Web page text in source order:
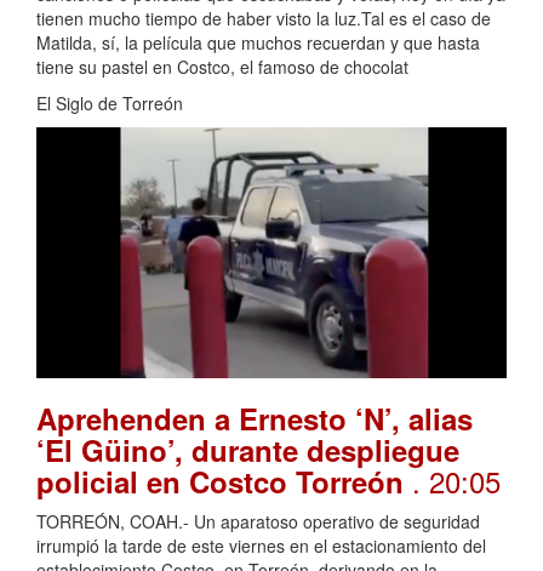
tienen mucho tiempo de haber visto la luz.Tal es el caso de
Matilda, sí, la película que muchos recuerdan y que hasta
tiene su pastel en Costco, el famoso de chocolat
El Siglo de Torreón
Aprehenden a Ernesto ‘N’, alias
‘El Güino’, durante despliegue
policial en Costco Torreón. 20:05
TORREÓN, COAH.- Un aparatoso operativo de seguridad
irrumpió la tarde de este viernes en el estacionamiento del